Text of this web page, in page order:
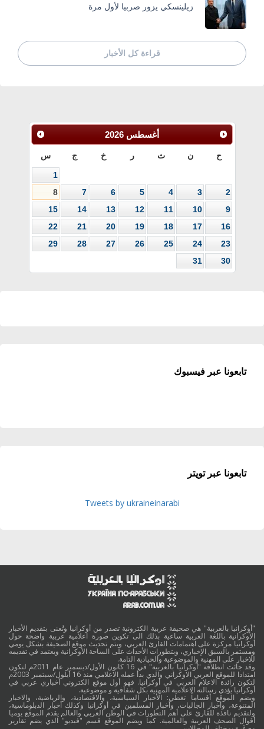
زيلينسكي يزور صربيا لأول مرة
قراءة كل الأخبار
أغسطس 2026
ح ن ث ر خ ج س
1
2
3
4
5
6
7
8
9
10
11
12
13
14
15
16
17
18
19
20
21
22
23
24
25
26
27
28
29
30
31
تابعونا عبر فيسبوك
تابعونا عبر تويتر
Tweets by ukraineinarabi
"أوكرانيا بالعربية" هي صحيفة عربية الكترونية تصدر من أوكرانيا وتُعنى بتقديم الأخبار
الأوكرانية باللغة العربية ساعية بذلك الى تكوين صورة اعلامية عربية واضحة حول
أوكرانيا مركزة على اهتمامات القارئ العربي، ويتم تحديث موقع الصحيفة بشكل يومي
ومستمر بالسبق الإخباري، وبتطورات الأحداث على الساحة الأوكرانية ويعتمد في تقديمه
للاخبار على المهنية والموضوعية والحيادية التامة.
وقد جائت انطلاقة "أوكرانيا بالعربية" في 16 كانون الأول/ديسمبر عام 2011م لتكون
امتدادا للموقع العربي الاوكراني والذي بدأ عمله الاعلامي منذ 16 أيلول/سبتمبر 2003م
لتكون رائدة الاعلام العربي في أوكرانيا. فهو أول موقع الكتروني أخباري عربي في
أوكرانيا يؤدي رسالته الاعلامية المهنية بكل شفافية و موضوعية.
ويضم الموقع أقساماً تغطي: الأخبار السياسية، والاقتصادية، والرياضية، والاخبار
المتنوعة، وأخبار الجاليات، وأخبار المسلمين في أوكرانيا وكذلك أخبار الدبلوماسية،
ولتقديم نافذة للقارئ على أهم التطورات في الوطن العربي والعالم يقدم الموقع يوميا
أقوال الصحف العربية والعالمية. كما ويضم الموقع قسم "فيديو" الذي يضم تقارير